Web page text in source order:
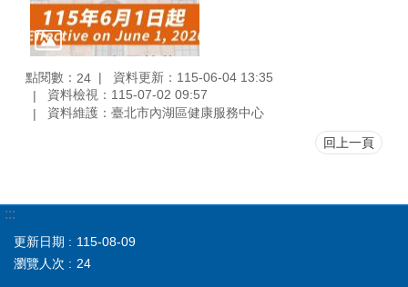
點閱數： 24
資料更新：115-06-04 13:35
資料檢視：115-07-02 09:57
資料維護：臺北市內湖區健康服務中心
回上一頁
:::
更新日期
115-08-09
瀏覽人次
24